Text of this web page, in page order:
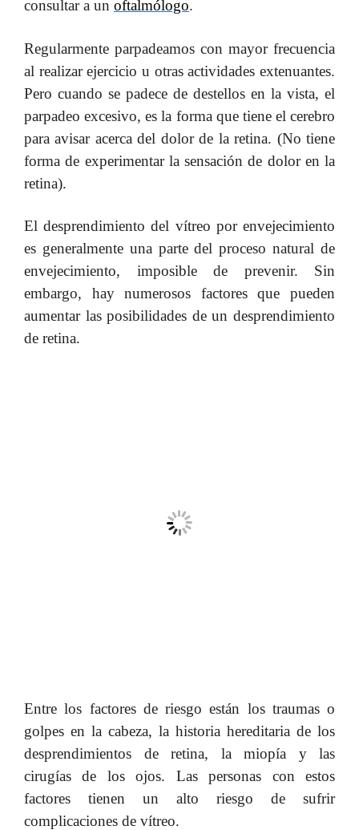
consultar a un oftalmólogo.
Regularmente parpadeamos con mayor frecuencia
al realizar ejercicio u otras actividades extenuantes.
Pero cuando se padece de destellos en la vista, el
parpadeo excesivo, es la forma que tiene el cerebro
para avisar acerca del dolor de la retina. (No tiene
forma de experimentar la sensación de dolor en la
retina).
El desprendimiento del vítreo por envejecimiento
es generalmente una parte del proceso natural de
envejecimiento, imposible de prevenir. Sin
embargo, hay numerosos factores que pueden
aumentar las posibilidades de un desprendimiento
de retina.
Entre los factores de riesgo están los traumas o
golpes en la cabeza, la historia hereditaria de los
desprendimientos de retina, la miopía y las
cirugías de los ojos. Las personas con estos
factores tienen un alto riesgo de sufrir
complicaciones de vítreo.